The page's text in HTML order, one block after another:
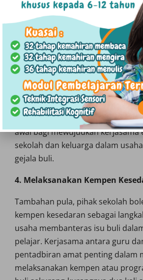
seperti penggantungan atau
terhadap pelaku dan tidak
terhadap aduan pelajar
“gurauan/gurauan kasar” sesama
Manakala mangsa perlu
menjaga kerahsiaan identiti
menangani isu ini secara holistik,
harus diberikan kepada kedua-
terlibat, selain penglibatan ibu
awal bagi mewujudkan
sekolah dan keluarga dalam
gejala buli.
4. Melaksanakan Kempen
Tambahan pula, pihak sekolah
kempen kesedaran sebagai
usaha membanteras isu buli
pelajar. Kerjasama antara guru
pentadbiran amat penting dalam
melaksanakan kempen atau